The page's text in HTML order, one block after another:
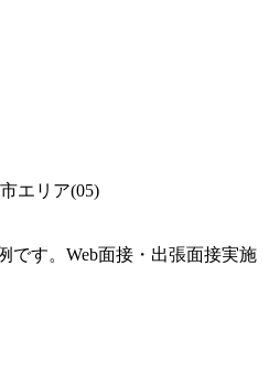
エリア(05)
です。Web面接・出張面接実施